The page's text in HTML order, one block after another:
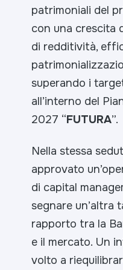
patrimoniali del
con una crescita
di redditività,
superando i
all’interno del
2027 “FUTURA”.
Nella stessa
approvato
di capital
segnare un’altra
rapporto tra la
e il mercato. Un
volto a